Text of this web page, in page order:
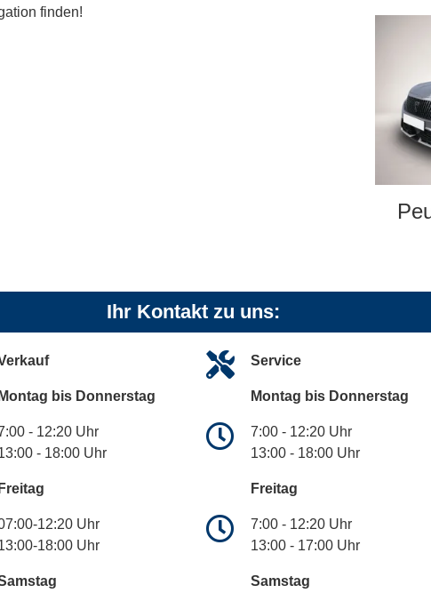
finden!
Ihr Kontakt zu uns:
Montag bis Donnerstag
- 12:20 Uhr
- 18:00 Uhr
Freitag
12:20 Uhr
18:00 Uhr
Service
Montag bis Donnerstag
7:00 - 12:20 Uhr
13:00 - 18:00 Uhr
Freitag
7:00 - 12:20 Uhr
13:00 - 17:00 Uhr
Samstag